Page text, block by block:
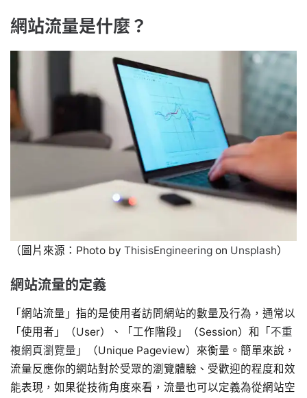
網站流量是什麼？
（圖片來源：Photo by ThisisEngineering on Unsplash）
網站流量的定義
「網站流量」指的是使用者訪問網站的數量及行為，通常以
「使用者」（User）、「工作階段」（Session）和「 不重
複網頁瀏覽量 」（Unique Pageview）來衡量。簡單來說，
流量反應你的網站對於受眾的瀏覽體驗、受歡迎的程度和效
能表現，如果從技術角度來看，流量也可以定義為從網站空